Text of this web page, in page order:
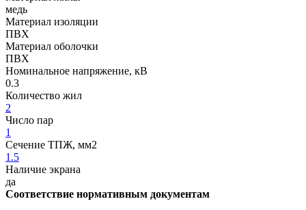
медь
Материал изоляции
ПВХ
Материал оболочки
ПВХ
Номинальное напряжение, кВ
0.3
Количество жил
2
Число пар
1
Сечение ТПЖ, мм2
1.5
Наличие экрана
да
Соответствие нормативным документам